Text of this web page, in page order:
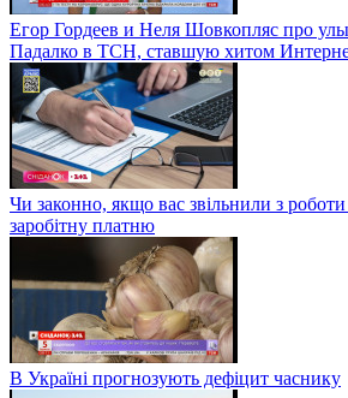
Егор Гордеев и Неля Шовкопляс про
Падалко в ТСН, ставшую хитом
Чи законно, якщо вас звільнили з
заробітну платню
В Україні прогнозують дефіцит часнику